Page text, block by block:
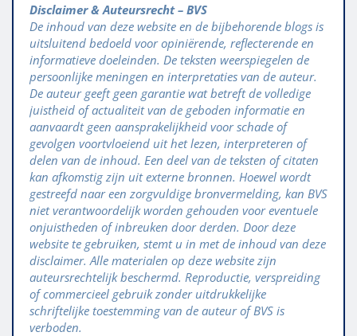
Disclaimer & Auteursrecht – BVS
De inhoud van deze website en de bijbehorende blogs is
uitsluitend bedoeld voor opiniërende, reflecterende en
informatieve doeleinden. De teksten weerspiegelen de
persoonlijke meningen en interpretaties van de auteur.
De auteur geeft geen garantie wat betreft de volledige
juistheid of actualiteit van de geboden informatie en
aanvaardt geen aansprakelijkheid voor schade of
gevolgen voortvloeiend uit het lezen, interpreteren of
delen van de inhoud. Een deel van de teksten of citaten
kan afkomstig zijn uit externe bronnen. Hoewel wordt
gestreefd naar een zorgvuldige bronvermelding, kan BVS
niet verantwoordelijk worden gehouden voor eventuele
onjuistheden of inbreuken door derden. Door deze
website te gebruiken, stemt u in met de inhoud van deze
disclaimer. Alle materialen op deze website zijn
auteursrechtelijk beschermd. Reproductie, verspreiding
of commercieel gebruik zonder uitdrukkelijke
schriftelijke toestemming van de auteur of BVS is
verboden.